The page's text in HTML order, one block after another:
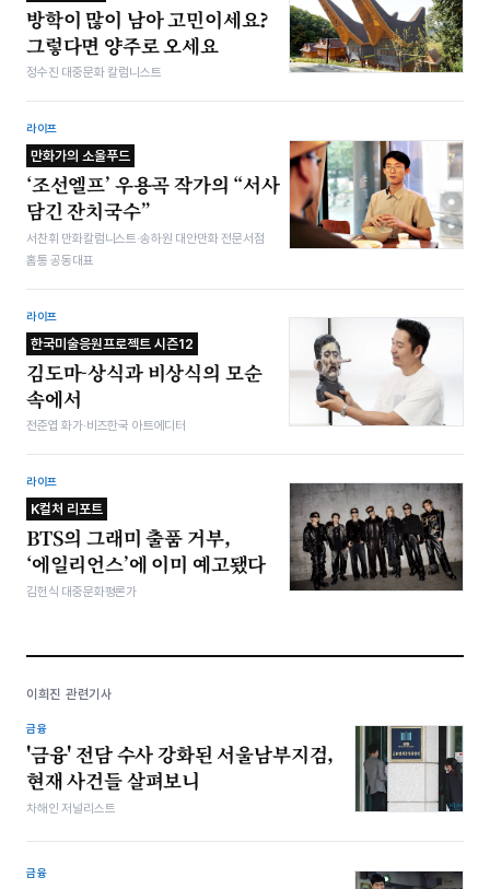
방학이 많이 남아 고민이세요?
그렇다면 양주로 오세요
정수진 대중문화 칼럼니스트
라이프
만화가의 소울푸드
‘조선엘프’ 우용곡 작가의 “서사
담긴 잔치국수”
서찬휘 만화칼럼니스트·송하원 대안만화 전문서점
홈통 공동대표
라이프
한국미술응원프로젝트 시즌12
김도마-상식과 비상식의 모순
속에서
전준엽 화가·비즈한국 아트에디터
라이프
K컬처 리포트
BTS의 그래미 출품 거부,
‘에일리언스’에 이미 예고됐다
김헌식 대중문화평론가
이희진 관련기사
금융
'금융' 전담 수사 강화된 서울남부지검,
현재 사건들 살펴보니
차해인 저널리스트
금융